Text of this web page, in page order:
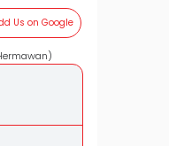
Us on Google